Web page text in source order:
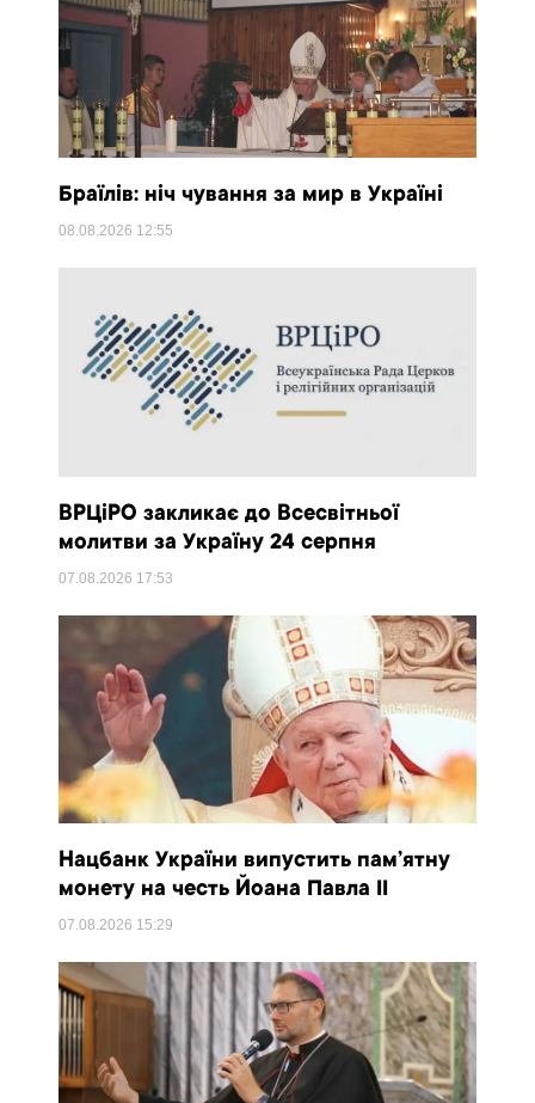
Браїлів: ніч чування за мир в Україні
08.08.2026 12:55
ВРЦіРО закликає до Всесвітньої
молитви за Україну 24 серпня
07.08.2026 17:53
Нацбанк України випустить пам’ятну
монету на честь Йоана Павла II
07.08.2026 15:29